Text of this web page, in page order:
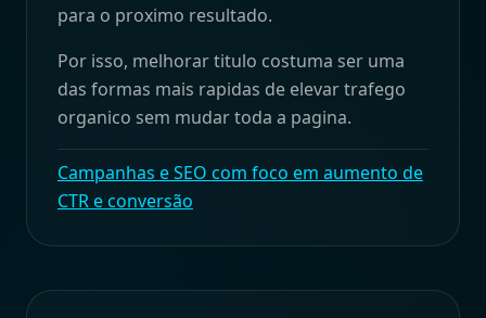
para o proximo resultado.
Por isso, melhorar titulo costuma ser uma
das formas mais rapidas de elevar trafego
organico sem mudar toda a pagina.
Campanhas e SEO com foco em aumento de
CTR e conversão